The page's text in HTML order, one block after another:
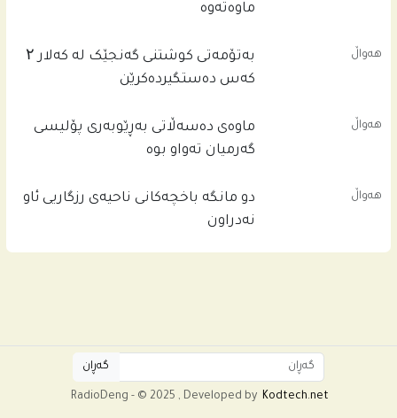
ماوه‌ته‌وه‌
هەواڵ
بەتۆمەتی کوشتنی گەنجێک لە کەلار ۲
کەس دەستگیردەکرێن
هەواڵ
ماوەی دەسەڵاتی بەڕێوبەری پۆلیسی
گەرمیان تەواو بوە
هەواڵ
دو مانگە باخچەکانی ناحیەی رزگاریی ئاو
نەدراون
Kodtech.net